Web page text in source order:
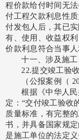
程价款给付时间无
付工程欠款利息性
付发包人后，其已
有、使用、收益权
价款利息符合当事人
十一、涉及施
22.提交竣工验
（公报案例（
根据《中华人
定：“交付竣工验收
质量标准，有完整
书，并具备国家规
是施工单位的法定